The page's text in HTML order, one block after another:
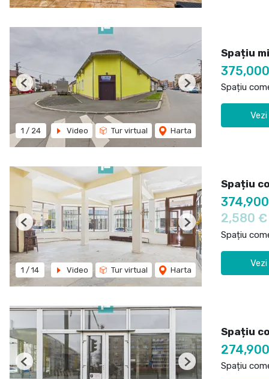
1 / 24 Video Tur virtual Harta
Previous Next
Spațiu
Spațiu
1 / 14 Video Tur virtual Harta
Previous Next
Spațiu
2,580
Spațiu
Previous Next
Spațiu
Spațiu